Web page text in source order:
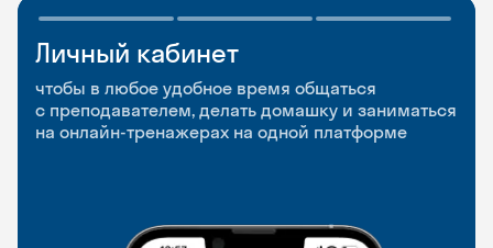
Личный кабинет
чтобы в любое удобное время общаться
с преподавателем, делать домашку и заниматься
на онлайн-тренажерах на одной платформе
Мобильное
приложение
чтобы заниматься и изучать новые слова где
и когда удобно
Разговорные клубы
и Talks
Групповые занятия для разговорной практики
и индивидуальные встречи с преподавателями